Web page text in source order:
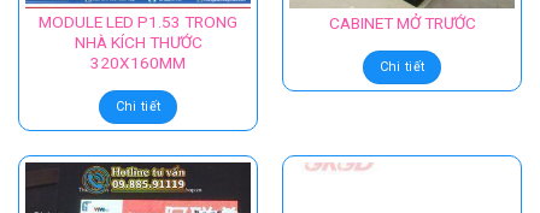
MODULE LED P1.53 TRONG
NHÀ KÍCH THƯỚC
320X160MM
Chi tiết
CABINET MỞ TRƯỚC
Chi tiết